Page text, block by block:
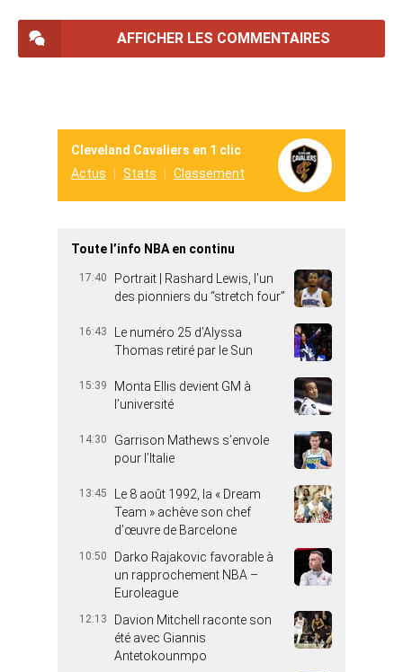
AFFICHER LES COMMENTAIRES
Cleveland Cavaliers en 1 clic
Actus
Stats Classement
Toute l’info NBA en continu
17:40
Portrait | Rashard Lewis, l’un
des pionniers du “stretch four”
16:43
Le numéro 25 d’Alyssa
Thomas retiré par le Sun
15:39
Monta Ellis devient GM à
l’université
14:30
Garrison Mathews s’envole
pour l’Italie
13:45
Le 8 août 1992, la « Dream
Team » achève son chef
d’œuvre de Barcelone
10:50
Darko Rajakovic favorable à
un rapprochement NBA –
Euroleague
12:13
Davion Mitchell raconte son
été avec Giannis
Antetokounmpo